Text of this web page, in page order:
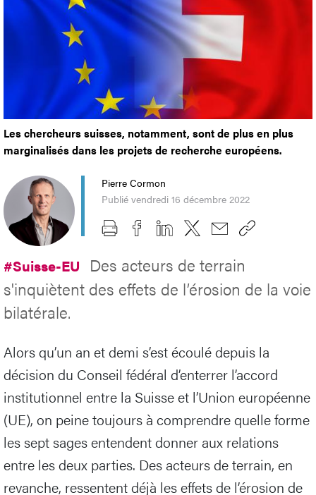
Les chercheurs suisses, notamment, sont de plus en plus
marginalisés dans les projets de recherche européens.
Pierre Cormon
Publié vendredi 16 décembre 2022
#Suisse-EU Des acteurs de terrain
s'inquiètent des effets de l’érosion de la voie
bilatérale.
Alors qu’un an et demi s’est écoulé depuis la
décision du Conseil fédéral d’enterrer l’accord
institutionnel entre la Suisse et l’Union européenne
(UE), on peine toujours à comprendre quelle forme
les sept sages entendent donner aux relations
entre les deux parties. Des acteurs de terrain, en
revanche, ressentent déjà les effets de l’érosion de